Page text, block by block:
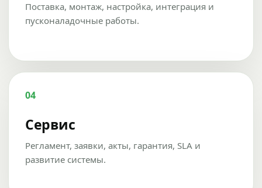
Поставка, монтаж, настройка, интеграция и
пусконаладочные работы.
04
Сервис
Регламент, заявки, акты, гарантия, SLA и
развитие системы.